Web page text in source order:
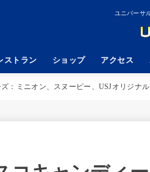
ユニバーサ
ストラン ショップ アクセス
：ミニオン、スヌーピー、USJオリジナル